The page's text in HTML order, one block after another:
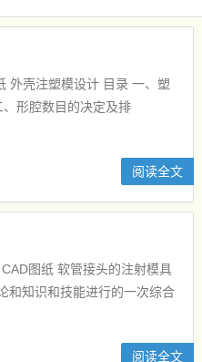
外壳注塑模设计 目录 一、塑
数目的决定及排
阅读全文
图纸 软管接头的注射模具
和知识和技能进行的一次综合
阅读全文